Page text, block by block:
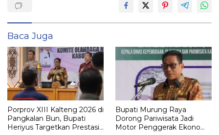
Baca Juga
Porprov XIII Kalteng 2026 di
Pangkalan Bun, Bupati
Heriyus Targetkan Prestasi
Bupati Murung Raya
Dorong Pariwisata Jadi
Motor Penggerak Ekonomi